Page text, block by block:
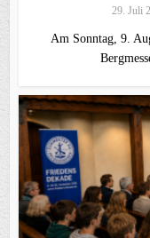
29. Juli
Am Sonntag, 9.